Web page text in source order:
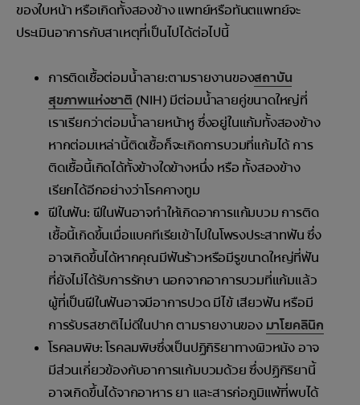
ของใบหน้า หรือเกิดทั้งสองข้าง แพทย์หรือทันตแพทย์จะ
ประเมินอาการกับสาเหตุที่เป็นไปได้ต่อไปนี้
การติดเชื้อต่อมน้ำลาย: ตามรายงานของสถาบัน
สุขภาพแห่งชาติ (NIH) มีต่อมน้ำลายคู่ขนาดใหญ่ที่
เราเรียกว่าต่อมน้ำลายหน้าหู ซึ่งอยู่ในแก้มทั้งสองข้าง
หากต่อมเหล่านี้ติดเชื้อก็จะเกิดการบวมที่แก้มได้ การ
ติดเชื้อนี้เกิดได้ทั้งข้างใดข้างหนึ่ง หรือ ทั้งสองข้าง
เรียกได้อีกอย่างว่าโรคคางทูม
ฝีในฟัน: ฝีในฟันอาจทำให้เกิดอาการแก้มบวม การติด
เชื้อนี้เกิดขึ้นเมื่อแบคทีเรียเข้าไปในโพรงประสาทฟัน ซึ่ง
อาจเกิดขึ้นได้หากคุณมีฟันร้าวหรือมีรูขนาดใหญ่ที่ฟัน
ที่ยังไม่ได้รับการรักษา นอกจากอาการบวมที่แก้มแล้ว
ผู้ที่เป็นฝีในฟันอาจมีอาการปวด มีไข้ เสียวฟัน หรือมี
การรับรสชาติไม่ดีในปาก ตามรายงานของ มาโยคลินิก
โรคลมพิษ: โรคลมพิษซึ่งเป็นปฏิกิริยาทางผิวหนัง อาจ
มีส่วนเกี่ยวข้องกับอาการแก้มบวมด้วย ซึ่งปฏิกิริยานี้
อาจเกิดขึ้นได้จากอาหาร ยา และสารก่อภูมิแพ้ที่พบได้